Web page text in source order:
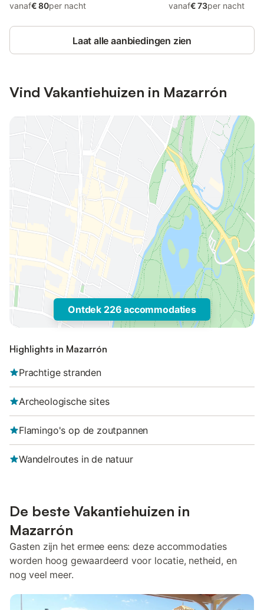
vanaf€ 80per nacht vanaf€ 73per nacht
Laat alle aanbiedingen zien
Vind Vakantiehuizen in Mazarrón
Ontdek 226 accommodaties
Highlights in Mazarrón
Prachtige stranden
Archeologische sites
Flamingo's op de zoutpannen
Wandelroutes in de natuur
De beste Vakantiehuizen in
Mazarrón
Gasten zijn het ermee eens: deze accommodaties
worden hoog gewaardeerd voor locatie, netheid, en
nog veel meer.